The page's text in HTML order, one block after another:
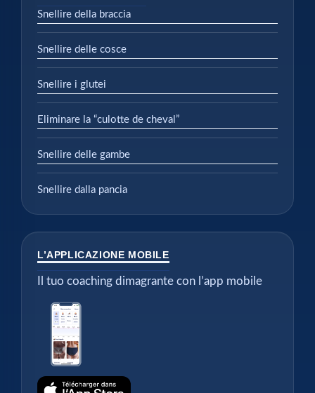
Snellire della braccia
Snellire delle cosce
Snellire i glutei
Eliminare la “culotte de cheval”
Snellire delle gambe
Snellire dalla pancia
L’APPLICAZIONE MOBILE
Il tuo coaching dimagrante con l’app mobile